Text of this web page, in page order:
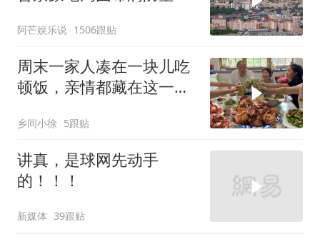
阿芒娱乐说 1506跟贴
周末一家人凑在一块儿吃
顿饭，亲情都藏在这一饭
乡间小徐 5跟贴
讲真，是球网先动手
的！！！
新媒体 39跟贴